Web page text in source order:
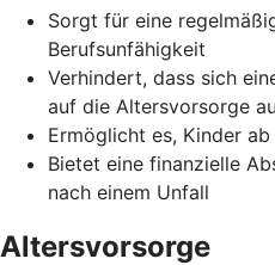
Sorgt für eine
Berufsunfähigkeit
Verhindert, dass sich
auf die Altersvorsorge
Ermöglicht es, Kinder
Bietet eine finanzielle
nach einem Unfall
Altersvorsorge